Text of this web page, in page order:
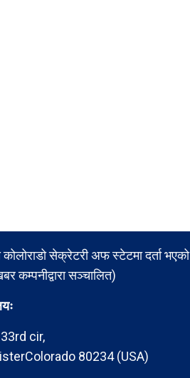
सेक्रेटरी अफ स्टेटमा दर्ता भएको
कम्पनीद्वारा सञ्चालित)
cir,
80234 (USA)